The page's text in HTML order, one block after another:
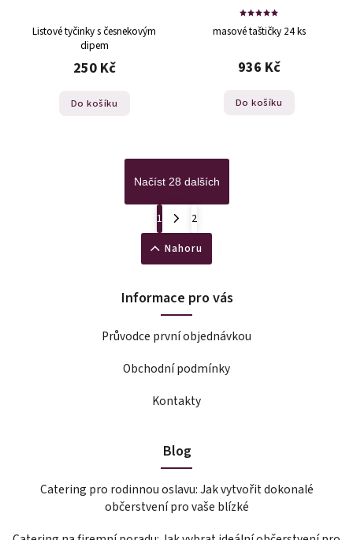
Listové tyčinky s česnekovým
dipem
250 Kč
Do košíku
masové taštičky 24 ks
936 Kč
Do košíku
Načíst 28 dalších
1
2
Nahoru
Informace pro vás
Průvodce první objednávkou
Obchodní podmínky
Kontakty
Blog
Catering pro rodinnou oslavu: Jak vytvořit dokonalé
občerstvení pro vaše blízké